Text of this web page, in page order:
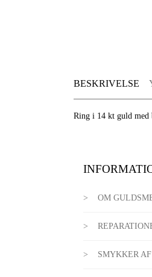
BESKRIVELSE
Ring i 14 kt guld med
OM
SMYKKER